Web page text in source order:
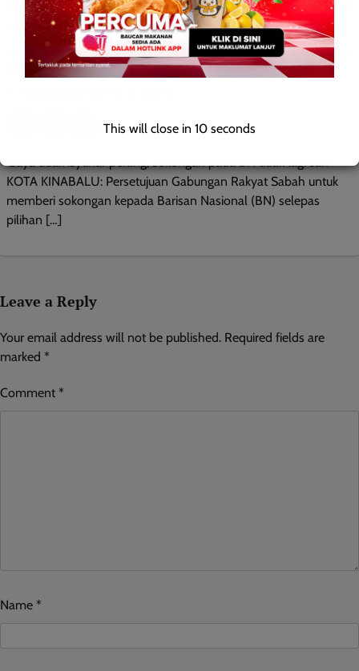
NASIONAL POLITIK PRU15 TEMPATAN WILAYAH SABAH
‘Saya tidak isytihar perang, sokongan pada BN tidak lagi
sah’
‘Saya tidak isytihar perang, sokongan pada BN tidak lagi sah’
KOTA KINABALU: Persetujuan Gabungan Rakyat Sabah untuk
memberi sokongan kepada Barisan Nasional (BN) selepas
pilihan […]
Leave a Reply
Your email address will not be published. Required fields are
marked *
Comment *
Name *
This will close in9seconds